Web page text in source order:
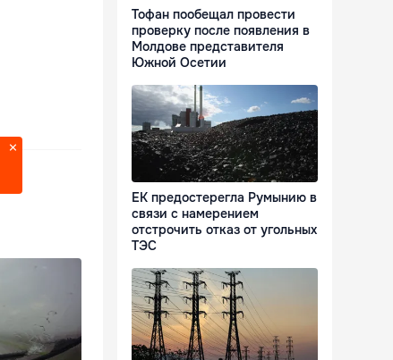
Тофан пообещал провести
проверку после появления в
Молдове представителя
Южной Осетии
ЕК предостерегла Румынию в
связи с намерением
отстрочить отказ от угольных
ТЭС